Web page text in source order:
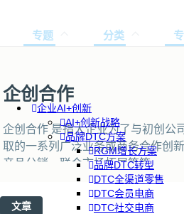
企业AI+创新
AI+创新战略
品牌DTC方案
RGM增长方案
品牌DTC转型
DTC全渠道零售
DTC会员电商
DTC社交电商
专题 分类
企创合作
企创合作 是指大企业为了与初创公
取的一系列广泛业务或商务合作创
产品分销，联合市场拓展等等
文章